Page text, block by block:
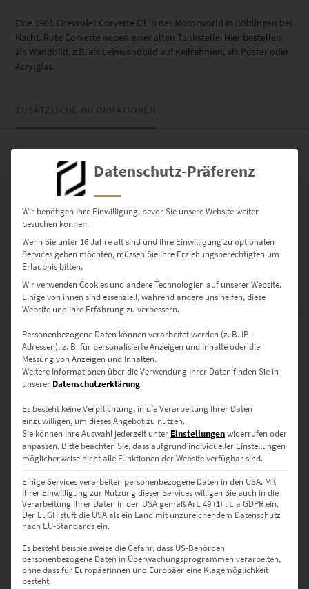
Eine 1961 Chevrolet Corvette C1 in der Motorworld in Böblingen bei
Nacht. Rote Corvette neben einer alten Tankstelle. Hier bestellen
als Wandbild, z.B. als Leinwandbild auf Keilrahmen, als Poster oder
Acrylglas.
ZUSÄTZLICHE INFORMATIONEN
PRODUKT BESONDERHEITEN
AUSFÜHRUNG
Poster, Leinwand auf Keilrahmen, Acrylglas
GRÖSSE
30 x 20 cm, 45 x 30 cm, 60 x 40 cm, 75 x 50 cm, 90 x 60 cm, 120 x 80
cm, 135 x 90 cm, 150 x 100 cm
BEWERTUNGEN (0)
Bewertungen
0 Bewertungen
0
Datenschutz-Präferenz
Wir benötigen Ihre Einwilligung, bevor Sie unsere Website weiter
besuchen können.
Wenn Sie unter 16 Jahre alt sind und Ihre Einwilligung zu optionalen
Services geben möchten, müssen Sie Ihre Erziehungsberechtigten um
Erlaubnis bitten.
Wir verwenden Cookies und andere Technologien auf unserer Website.
Einige von ihnen sind essenziell, während andere uns helfen, diese
Website und Ihre Erfahrung zu verbessern.
Personenbezogene Daten können verarbeitet werden (z. B. IP-
Adressen), z. B. für personalisierte Anzeigen und Inhalte oder die
Messung von Anzeigen und Inhalten.
Weitere Informationen über die Verwendung Ihrer Daten finden Sie in
unserer Datenschutzerklärung.
Es besteht keine Verpflichtung, in die Verarbeitung Ihrer Daten
einzuwilligen, um dieses Angebot zu nutzen.
Sie können Ihre Auswahl jederzeit unter Einstellungenwiderrufen oder
anpassen. Bitte beachten Sie, dass aufgrund individueller Einstellungen
möglicherweise nicht alle Funktionen der Website verfügbar sind.
Einige Services verarbeiten personenbezogene Daten in den USA. Mit
Ihrer Einwilligung zur Nutzung dieser Services willigen Sie auch in die
Verarbeitung Ihrer Daten in den USA gemäß Art. 49 (1) lit. a GDPR ein.
Der EuGH stuft die USA als ein Land mit unzureichendem Datenschutz
nach EU-Standards ein.
Es besteht beispielsweise die Gefahr, dass US-Behörden
personenbezogene Daten in Überwachungsprogrammen verarbeiten,
ohne dass für Europäerinnen und Europäer eine Klagemöglichkeit
besteht.